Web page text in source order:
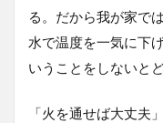
る。だから我が家で
水で温度を一気に下
いうことをしないと
「火を通せば大丈夫